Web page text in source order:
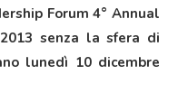
Forum 4° Annual
senza la sfera di
lunedì 10 dicembre